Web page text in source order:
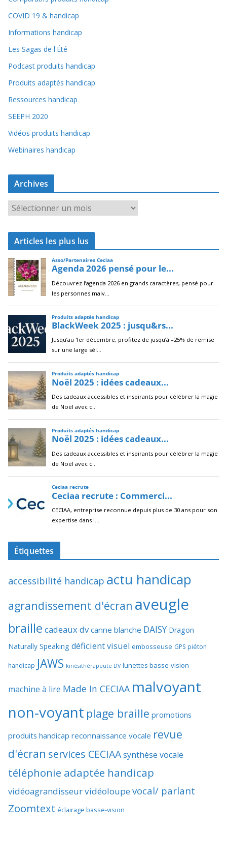
COVID 19 & handicap
Informations handicap
Les Sagas de l'Été
Podcast produits handicap
Produits adaptés handicap
Ressources handicap
SEEPH 2020
Vidéos produits handicap
Webinaires handicap
Archives
r
c
i
v
e
s
Articles les plus lus
Étiquettes
accessibilité handicap actu handicap
agrandissement d'écran aveugle
braille cadeaux dv canne blanche DAISY Dragon
Naturally Speaking déficient visuel embosseuse GPS piéton
handicap JAWS kinésithérapeute DV lunettes basse-vision
machine à lire Made In CECIAA malvoyant
non-voyant plage braille promotions
produits handicap reconnaissance vocale revue
d'écran services CECIAAsynthèse vocale
téléphonie adaptée handicap
vidéoagrandisseurvidéoloupevocal/ parlant
Zoomtext éclairage basse-vision